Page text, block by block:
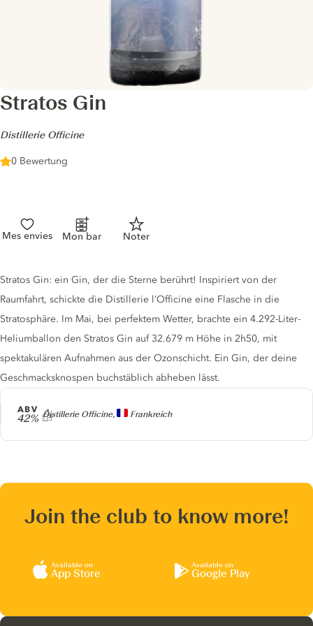
Stratos Gin
-
Distillerie Officine
0 Bewertung
Mes envies Mon bar Noter
Producer
Distillerie Officine, Frankreich
ABV
42%
Gin description
Stratos Gin: ein Gin, der die Sterne berührt! Inspiriert von der
Raumfahrt, schickte die Distillerie l’Officine eine Flasche in die
Stratosphäre. Im Mai, bei perfektem Wetter, brachte ein 4.292-Liter-
Heliumballon den Stratos Gin auf 32.679 m Höhe in 2h50, mit
spektakulären Aufnahmen aus der Ozonschicht. Ein Gin, der deine
Geschmacksknospen buchstäblich abheben lässt.
Join the club to know more!
Available on
App Store
Available on
Google Play